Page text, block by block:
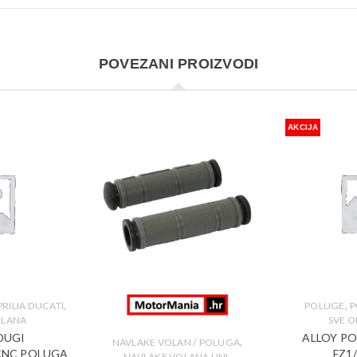
POVEZANI PROIZVODI
DUCATI,
POLUGA
NAVLAKE VOLAN / POLUGA,
AKCIJA
POLUGE,
SVE
ALLOY